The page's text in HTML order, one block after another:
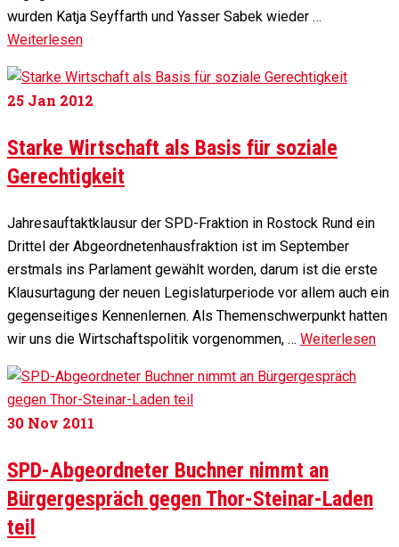
wurden Katja Seyffarth und Yasser Sabek wieder …
Weiterlesen
25 Jan 2012
Starke Wirtschaft als Basis für soziale
Gerechtigkeit
Jahresauftaktklausur der SPD-Fraktion in Rostock Rund ein
Drittel der Abgeordnetenhausfraktion ist im September
erstmals ins Parlament gewählt worden, darum ist die erste
Klausurtagung der neuen Legislaturperiode vor allem auch ein
gegenseitiges Kennenlernen. Als Themenschwerpunkt hatten
wir uns die Wirtschaftspolitik vorgenommen, … Weiterlesen
30 Nov 2011
SPD-Abgeordneter Buchner nimmt an
Bürgergespräch gegen Thor-Steinar-Laden
teil